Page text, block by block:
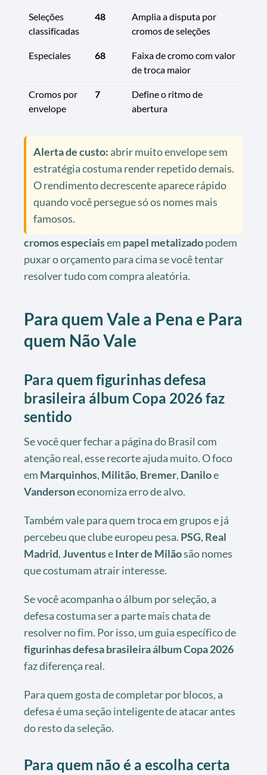
Seleções
classificadas
48
Amplia a disputa por
cromos de seleções
Especiales 68
Faixa de cromo com valor
de troca maior
Cromos por
envelope
7
Define o ritmo de
abertura
Alerta de custo:abrir muito envelope sem
estratégia costuma render repetido demais.
O rendimento decrescente aparece rápido
quando você persegue só os nomes mais
famosos.
cromos especiaisem papel metalizadopodem
puxar o orçamento para cima se você tentar
resolver tudo com compra aleatória.
Para quem Vale a Pena e Para
quem Não Vale
Para quem figurinhas defesa
brasileira álbum Copa 2026 faz
sentido
Se você quer fechar a página do Brasil com
atenção real, esse recorte ajuda muito. O foco
em Marquinhos, Militão, Bremer, Daniloe
Vandersoneconomiza erro de alvo.
Também vale para quem troca em grupos e já
percebeu que clube europeu pesa. PSG, Real
Madrid,JuventuseInter de Milãosão nomes
que costumam atrair interesse.
Se você acompanha o álbum por seleção, a
defesa costuma ser a parte mais chata de
resolver no fim. Por isso, um guia específico de
figurinhas defesa brasileira álbum Copa 2026
faz diferença real.
Para quem gosta de completar por blocos, a
defesa é uma seção inteligente de atacar antes
do resto da seleção.
Para quem não é a escolha certa